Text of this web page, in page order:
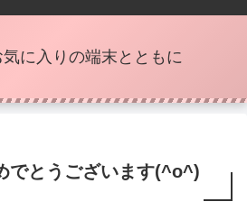
に入りの端末とともに
でとうございます(^o^)